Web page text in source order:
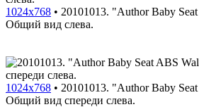
1024x768 • 20101013. "Author Baby
Общий вид слева.
1024x768 • 20101013. "Author Baby
Общий вид спереди слева.